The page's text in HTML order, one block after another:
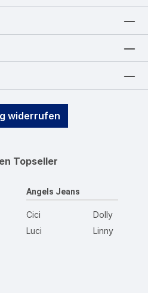
widerrufen
Topseller
Angels Jeans
Cici
Luci
Dolly
Linny